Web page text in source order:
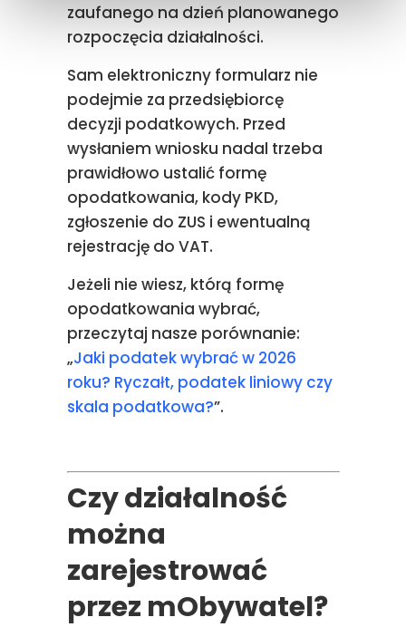
zaufanego na dzień planowanego
rozpoczęcia działalności.
Sam elektroniczny formularz nie
podejmie za przedsiębiorcę
decyzji podatkowych. Przed
wysłaniem wniosku nadal trzeba
prawidłowo ustalić formę
opodatkowania, kody PKD,
zgłoszenie do ZUS i ewentualną
rejestrację do VAT.
Jeżeli nie wiesz, którą formę
opodatkowania wybrać,
przeczytaj nasze porównanie:
„Jaki podatek wybrać w 2026
roku? Ryczałt, podatek liniowy czy
skala podatkowa?”.
Czy działalność
można
zarejestrować
przez mObywatel?